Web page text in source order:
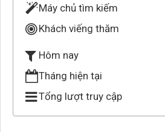
Máy chủ tìm kiếm
Khách viếng thăm
Hôm nay
Tháng hiện tại
Tổng lượt truy cập